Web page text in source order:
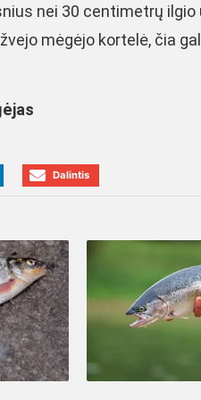
nei 30 centimetrų
mėgėjo kortelė, čia
Dalintis